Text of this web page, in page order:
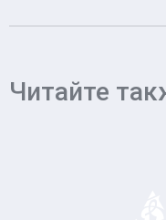
Читайте